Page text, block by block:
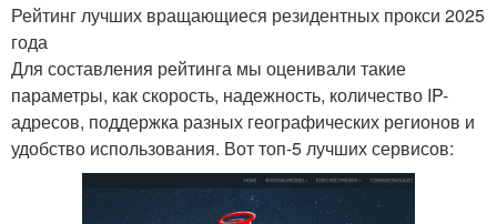
Рейтинг лучших вращающиеся резидентных прокси 2025
года
Для составления рейтинга мы оценивали такие
параметры, как скорость, надежность, количество IP-
адресов, поддержка разных географических регионов и
удобство использования. Вот топ-5 лучших сервисов: